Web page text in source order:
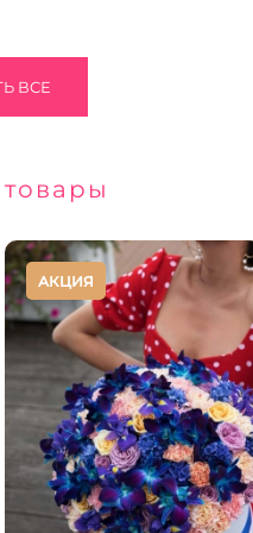
ВСЕ
АКЦИЯ